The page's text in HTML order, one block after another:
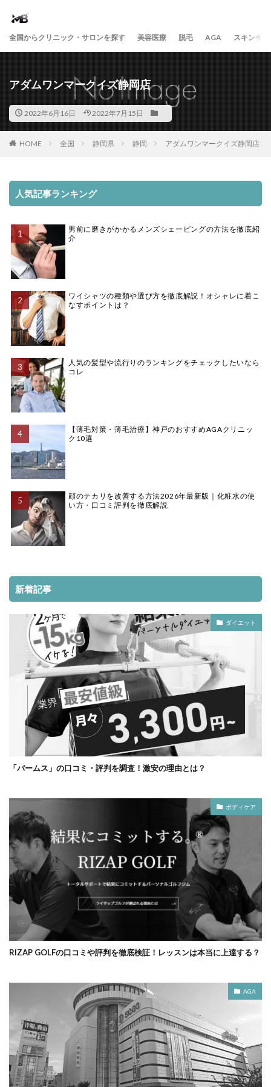
全国からクリニック・サロンを探す 美容医療 脱毛 AGA スキンケア
アダムワンマークイズ静岡店
2022年6月16日 2022年7月15日
HOME 全国 静岡県 静岡 アダムワンマークイズ静岡店
人気記事ランキング
男前に磨きがかかるメンズシェービングの方法を徹底紹
介
ワイシャツの種類や選び方を徹底解説！オシャレに着こ
なすポイントは？
人気の髪型や流行りのランキングをチェックしたいなら
コレ
【薄毛対策・薄毛治療】神戸のおすすめAGAクリニッ
ク10選
顔のテカリを改善する方法2026年最新版｜化粧水の使
い方・口コミ評判を徹底解説
新着記事
ダイエット
「パームス」の口コミ・評判を調査！激安の理由とは？
ボディケア
RIZAP GOLFの口コミや評判を徹底検証！レッスンは本当に上達する？
AGA